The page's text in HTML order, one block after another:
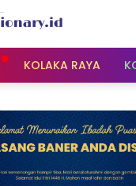
KOLAKA RAYA